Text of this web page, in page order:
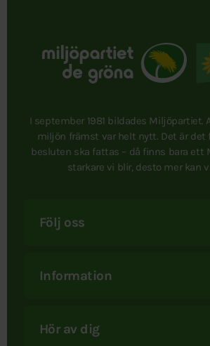
I september 1981 bildades
miljön främst var helt nytt. Det är det
besluten ska fattas – då finns bara ett
starkare vi blir, desto mer kan
Följ oss
Information
Hör av dig